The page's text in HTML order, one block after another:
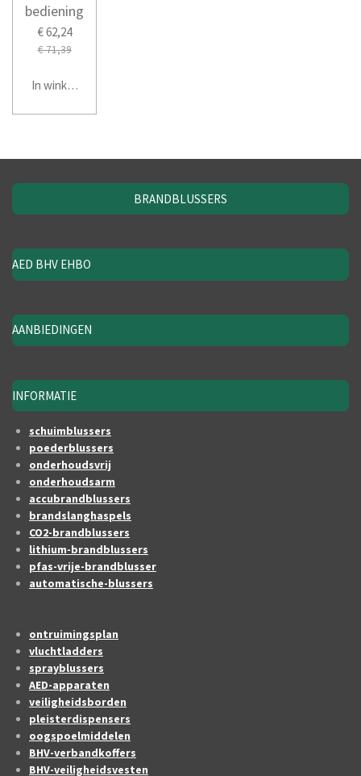
bediening
€ 62,24
€ 71,39
In winkelwagen
BRANDBLUSSERS
AED BHV EHBO
AANBIEDINGEN
INFORMATIE
schuimblussers
poederblussers
onderhoudsvrij
onderhoudsarm
accubrandblussers
brandslanghaspels
CO2-brandblussers
lithium-brandblussers
pfas-vrije-brandblusser
automatische-blussers
ontruimingsplan
vluchtladders
sprayblussers
AED-apparaten
veiligheidsborden
pleisterdispensers
oogspoelmiddelen
BHV-verbandkoffers
BHV-veiligheidsvesten